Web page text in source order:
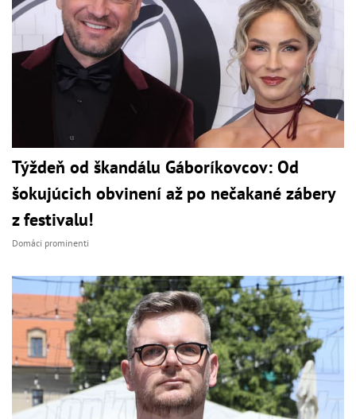
Týždeň od škandálu Gáboríkovcov: Od
šokujúcich obvinení až po nečakané zábery
z festivalu!
Domáci prominenti